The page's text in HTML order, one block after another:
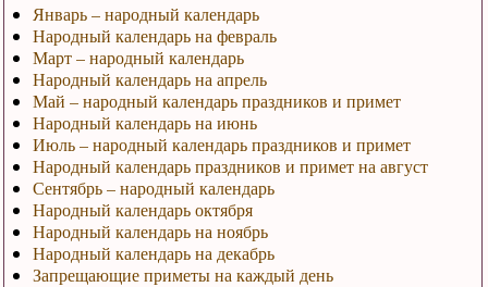
Январь – народный календарь
Народный календарь на февраль
Март – народный календарь
Народный календарь на апрель
Май – народный календарь праздников и примет
Народный календарь на июнь
Июль – народный календарь праздников и примет
Народный календарь праздников и примет на август
Сентябрь – народный календарь
Народный календарь октября
Народный календарь на ноябрь
Народный календарь на декабрь
Запрещающие приметы на каждый день